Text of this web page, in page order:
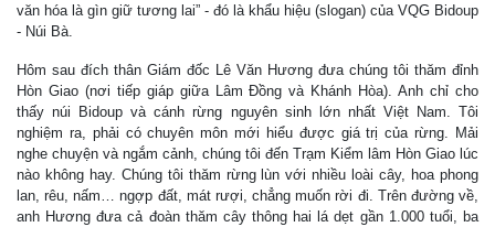
văn hóa là gìn giữ tương lai” - đó là khẩu hiệu (slogan) của VQG Bidoup
- Núi Bà.
Hôm sau đích thân Giám đốc Lê Văn Hương đưa chúng tôi thăm đỉnh
Hòn Giao (nơi tiếp giáp giữa Lâm Đồng và Khánh Hòa). Anh chỉ cho
thấy núi Bidoup và cánh rừng nguyên sinh lớn nhất Việt Nam. Tôi
nghiệm ra, phải có chuyên môn mới hiểu được giá trị của rừng. Mải
nghe chuyện và ngắm cảnh, chúng tôi đến Trạm Kiểm lâm Hòn Giao lúc
nào không hay. Chúng tôi thăm rừng lùn với nhiều loài cây, hoa phong
lan, rêu, nấm… ngợp đất, mát rượi, chẳng muốn rời đi. Trên đường về,
anh Hương đưa cả đoàn thăm cây thông hai lá dẹt gần 1.000 tuổi, ba